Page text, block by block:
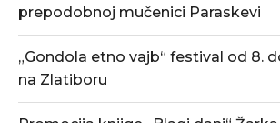
prepodobnoj mučenici Paraskevi
„Gondola etno vajb“ festival od 8.
na Zlatiboru